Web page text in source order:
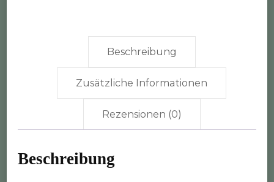
Beschreibung
Zusätzliche Informationen
Rezensionen (0)
Beschreibung